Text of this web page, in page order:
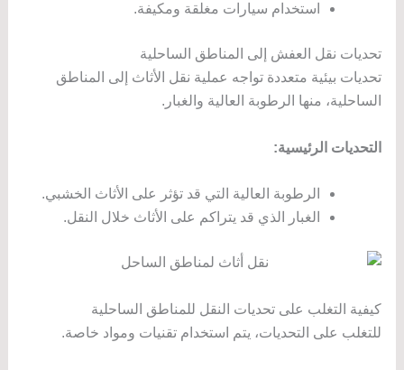
استخدام سيارات مغلقة ومكيفة.
تحديات نقل العفش إلى المناطق الساحلية
تحديات بيئية متعددة تواجه عملية نقل الأثاث إلى المناطق
الساحلية، منها الرطوبة العالية والغبار.
التحديات الرئيسية:
الرطوبة العالية التي قد تؤثر على الأثاث الخشبي.
الغبار الذي قد يتراكم على الأثاث خلال النقل.
كيفية التغلب على تحديات النقل للمناطق الساحلية
للتغلب على التحديات، يتم استخدام تقنيات ومواد خاصة.